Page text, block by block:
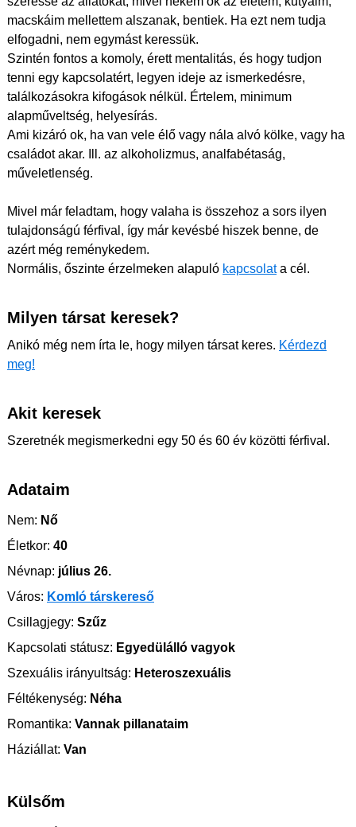
macskáim mellettem alszanak, bentiek. Ha ezt nem tudja
elfogadni, nem egymást keressük.
Szintén fontos a komoly, érett mentalitás, és hogy tudjon
tenni egy kapcsolatért, legyen ideje az ismerkedésre,
találkozásokra kifogások nélkül. Értelem, minimum
alapműveltség, helyesírás.
Ami kizáró ok, ha van vele élő vagy nála alvó kölke, vagy ha
családot akar. Ill. az alkoholizmus, analfabétaság,
műveletlenség.
Mivel már feladtam, hogy valaha is összehoz a sors ilyen
tulajdonságú férfival, így már kevésbé hiszek benne, de
azért még reménykedem.
Normális, őszinte érzelmeken alapuló kapcsolata cél.
Milyen társat keresek?
Anikó még nem írta le, hogy milyen társat keres. Kérdezd
meg!
Akit keresek
Szeretnék megismerkedni egy 50 és 60 év közötti férfival.
Adataim
Nem: Nő
Életkor: 40
Névnap: július 26.
Város: Komló társkereső
Csillagjegy: Szűz
Kapcsolati státusz: Egyedülálló vagyok
Szexuális irányultság: Heteroszexuális
Féltékenység: Néha
Romantika: Vannak pillanataim
Háziállat: Van
Külsőm